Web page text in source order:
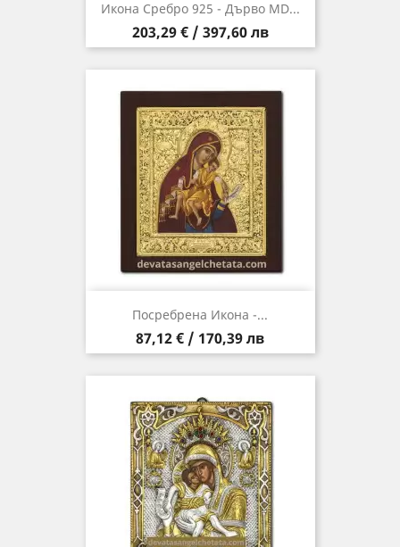
Икона Сребро 925 - Дърво MD...
Цена
203,29 € / 397,60 лв
Посребрена Икона -...
Цена
87,12 € / 170,39 лв